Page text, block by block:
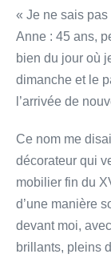
« Je ne sais
Anne : 45 ans,
bien du jour où
dimanche et le
l’arrivée de
Ce nom me
décorateur qui
mobilier fin du
d’une manière
devant moi,
brillants, pleins